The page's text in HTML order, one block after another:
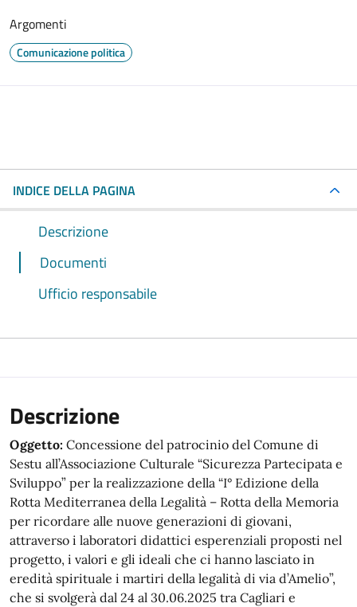
Argomenti
Comunicazione politica
INDICE DELLA PAGINA
Descrizione
Documenti
Ufficio responsabile
Descrizione
Oggetto: Concessione del patrocinio del Comune di
Sestu all’Associazione Culturale “Sicurezza Partecipata e
Sviluppo” per la realizzazione della “I° Edizione della
Rotta Mediterranea della Legalità – Rotta della Memoria
per ricordare alle nuove generazioni di giovani,
attraverso i laboratori didattici esperenziali proposti nel
progetto, i valori e gli ideali che ci hanno lasciato in
eredità spirituale i martiri della legalità di via d’Amelio”,
che si svolgerà dal 24 al 30.06.2025 tra Cagliari e